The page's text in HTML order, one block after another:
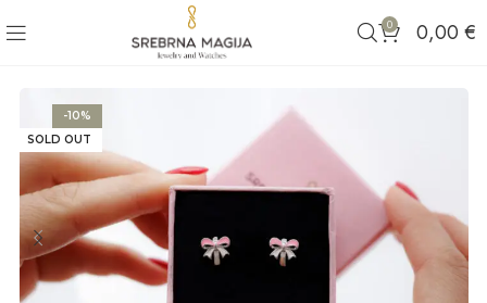
0 0,00 €
-10%
SOLD OUT